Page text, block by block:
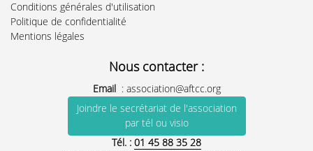
Conditions générales d'utilisation
Politique de confidentialité
Mentions légales
Nous contacter :
Email : association@aftcc.org
Joindre le secrétariat de l'association
par tél ou visio
Tél. : 01 45 88 35 28